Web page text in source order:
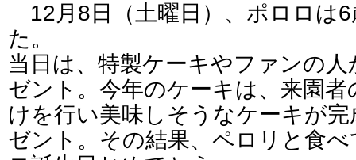
12月8日（土曜日）、ポロロは
た。
当日は、特製ケーキやファンの
ゼント。今年のケーキは、来園
けを行い美味しそうなケーキが
ゼント。その結果、ペロリと食